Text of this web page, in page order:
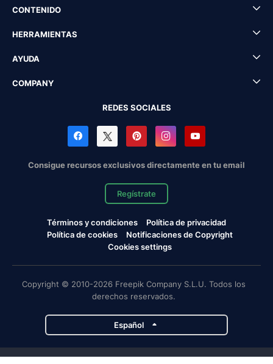
CONTENIDO
HERRAMIENTAS
AYUDA
COMPANY
REDES SOCIALES
Consigue recursos exclusivos directamente en tu email
Regístrate
Términos y condiciones
Política de privacidad
Política de cookies
Notificaciones de Copyright
Cookies settings
Copyright © 2010-2026 Freepik Company S.L.U. Todos los
derechos reservados.
Español